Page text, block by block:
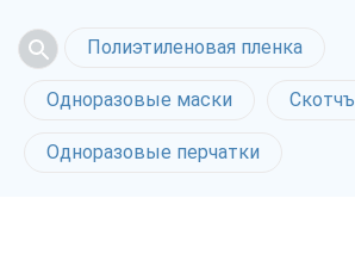
Полиэтиленовая пленка
Одноразовые маски Скотчъ
Одноразовые перчатки